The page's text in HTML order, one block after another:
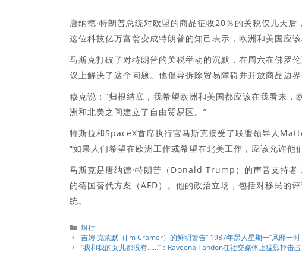
唐纳德·特朗普总统对欧盟的商品征收20％的关税仅几天
这位科技亿万富翁变成特朗普的知己表示，欧洲和美国应
马斯克打破了对特朗普的关税举动的沉默，在周六在佛罗
议上解决了这个问题。他倡导拆除贸易障碍并开放商品边界
穆克说：“归根结底，我希望欧洲和美国都应该在我看来
洲和北美之间建立了自由贸易区。”
特斯拉和SpaceX首席执行官马斯克接受了联盟领导人
“如果人们希望在欧洲工作或希望在北美工作，应该允许他
马斯克是唐纳德·特朗普（Donald Trump）的声音支持者
的德国替代方案（AFD）。他的政治立场，包括对移民的
统。
分
類
銀行
吉姆·克莱默（Jim Cramer）的鲜明警告“ 1987年黑人星期一”风靡一
“我和我的女儿都没有……”：Raveena Tandon在社交媒体上猛烈抨击占